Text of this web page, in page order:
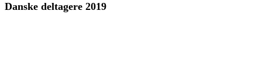
Danske deltagere 2019